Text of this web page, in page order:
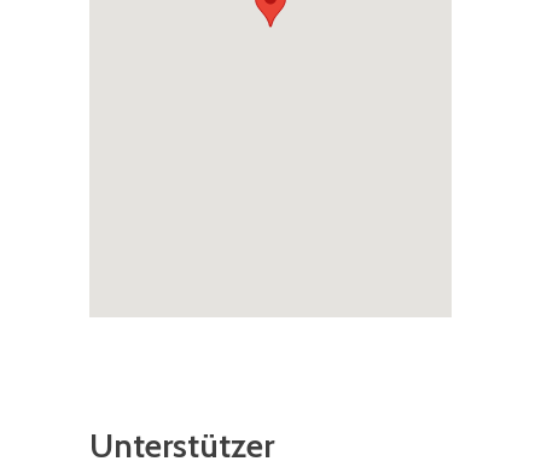
Unterstützer